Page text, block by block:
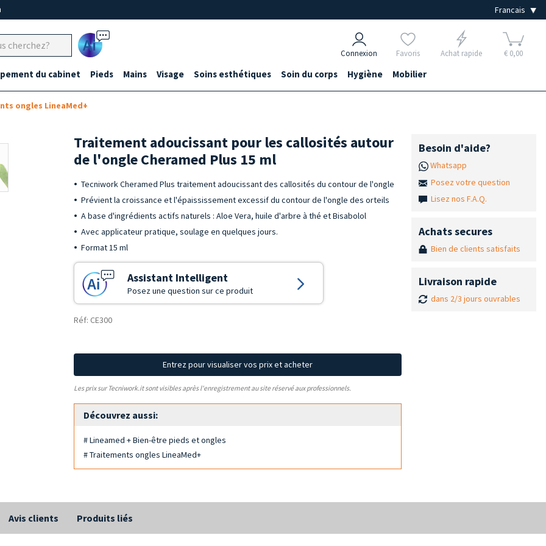
Ai Connexion Favoris Achat rapide € 0,00
du cabinet Pieds Mains Visage Soins esthétiques Soin du corps Hygiène Mobilier
ongles LineaMed+
Traitement adoucissant pour les callosités autour
de l'ongle Cheramed Plus 15 ml
Tecniwork Cheramed Plus traitement adoucissant des callosités du contour de l'ongle
Prévient la croissance et l'épaississement excessif du contour de l'ongle des orteils
A base d'ingrédients actifs naturels : Aloe Vera, huile d'arbre à thé et Bisabolol
Avec applicateur pratique, soulage en quelques jours.
Format 15 ml
Assistant Intelligent
Posez une question sur ce produit
Réf: CE300
Entrez pour visualiser vos prix et acheter
Les prix sur Tecniwork.it sont visibles après l'enregistrement au site réservé aux professionnels.
Découvrez aussi:
# Lineamed + Bien-être pieds et ongles
# Traitements ongles LineaMed+
Besoin d'aide?
Whatsapp
Posez votre question
Lisez nos F.A.Q.
Achats secures
Bien de clients satisfaits
Livraison rapide
dans 2/3 jours ouvrables
Avis clients Produits liés